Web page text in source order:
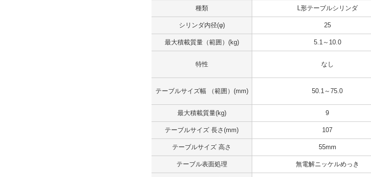
種類 L形テーブルシリンダ
シリンダ内径(φ) 25
最大積載質量（範囲）(kg) 5.1～10.0
特性 なし
テーブルサイズ幅 （範囲）(mm) 50.1～75.0
最大積載質量(kg) 9
テーブルサイズ 長さ(mm) 107
テーブルサイズ 高さ 55mm
テーブル表面処理 無電解ニッケルめっき